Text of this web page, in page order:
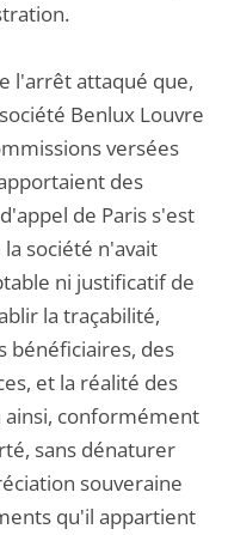
l'arrêt attaqué que,
Benlux Louvre
versées
des
de Paris s'est
société n'avait
ni justificatif de
la traçabilité,
bénéficiaires, des
et la réalité des
ainsi, conformément
sans dénaturer
souveraine
qu'il appartient